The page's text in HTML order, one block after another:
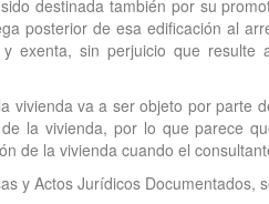
destinada también por su
posterior de esa edificación al
exenta, sin perjuicio que resulte
va a ser objeto por parte
la vivienda, por lo que parece
de la vivienda cuando el
y Actos Jurídicos Documentados,